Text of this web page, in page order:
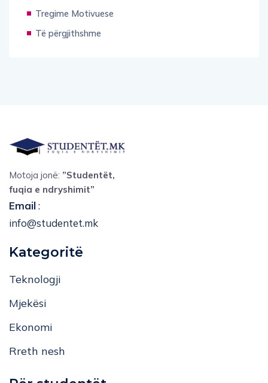
Tregime Motivuese
Të përgjithshme
Motoja jonë: ”Studentët,
fuqia e ndryshimit”
Email:
info@studentet.mk
Kategoritë
Teknologji
Mjekësi
Ekonomi
Rreth nesh